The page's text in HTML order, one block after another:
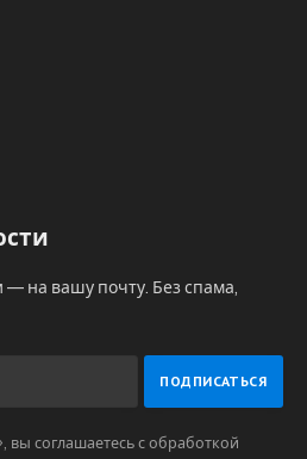
на вашу почту. Без спама,
вы соглашаетесь с обработкой